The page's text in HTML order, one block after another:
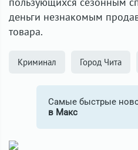
деньги незнакомым
товара.
Криминал Город Чита
Самые быстрые
в Макс